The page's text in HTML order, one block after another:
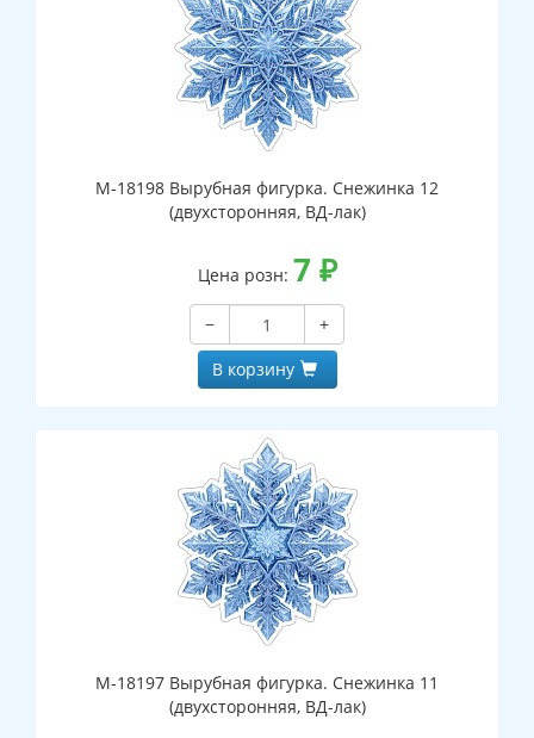
М-18198 Вырубная фигурка. Снежинка 12
(двухсторонняя, ВД-лак)
Цена розн: 7 ₽
−
+
В корзину
М-18197 Вырубная фигурка. Снежинка 11
(двухсторонняя, ВД-лак)